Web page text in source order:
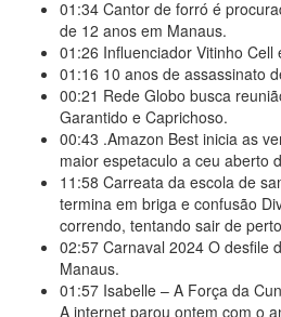
01:34 Cantor de forró é
de 12 anos em Manaus.
01:26 Influenciador Vitinho
01:16 10 anos de assassinato
00:21 Rede Globo busca
Garantido e Caprichoso.
00:43 .Amazon Best inicia as
maior espetaculo a ceu aberto
11:58 Carreata da escola de
termina em briga e confusão
correndo, tentando sair de
02:57 Carnaval 2024 O desfile
Manaus.
01:57 Isabelle – A Força da
A internet parou ontem com o